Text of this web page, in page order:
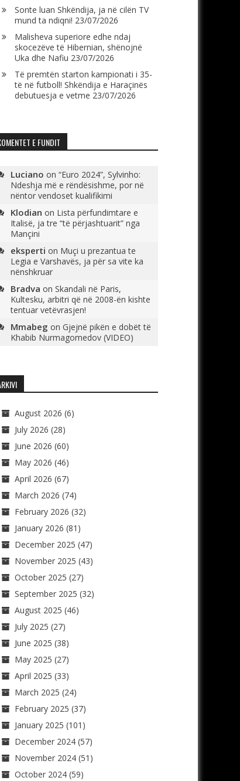
Sonte luan Shkëndija, ja në cilën TV
mund ta ndiqni! 23/07/2026
Malisheva superiore edhe ndaj
skocezëve të Hibernian, shënojnë
Uka dhe Nafiu 23/07/2026
Të premtën starton kampionati i 35-
të në futboll! Shkëndija e Haraçinës
debutuesja e vetme 23/07/2026
E FUNDIT
Luciano on “Euro 2024”, Sylvinho:
Ndeshja më e rëndësishme, por në
nëntor vendoset kualifikimi
Klodian on Lista përfundimtare e
Italisë, ja tre “të përjashtuarit” nga
Mançini
eksperti on Muçi u prezantua te
Legia e Varshavës, ja për sa vite ka
nënshkruar
Bradva on Skandali në Paris,
Kultesku, arbitri që në 2008-ën kishte
tentuar vetëvrasjen!
Mmabeg on Gjejnë pikën e dobët të
Khabib Nurmagomedov (VIDEO)
August 2026 (6)
July 2026 (28)
June 2026 (60)
May 2026 (46)
April 2026 (67)
March 2026 (74)
February 2026 (32)
January 2026 (81)
December 2025 (47)
November 2025 (43)
October 2025 (27)
September 2025 (32)
August 2025 (46)
July 2025 (27)
June 2025 (38)
May 2025 (27)
April 2025 (33)
March 2025 (24)
February 2025 (37)
January 2025 (101)
December 2024(57)
November 2024(51)
October 2024(59)